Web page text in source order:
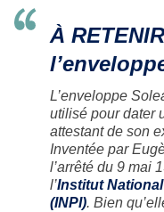
À
L’enveloppe
utilisé pour dater
attestant de son
Inventée par
l’arrêté du 9 mai
l’Institut
(INPI). Bien